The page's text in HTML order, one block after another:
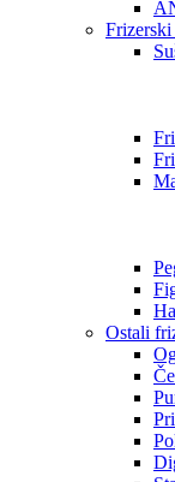
Frizerski
Ostali